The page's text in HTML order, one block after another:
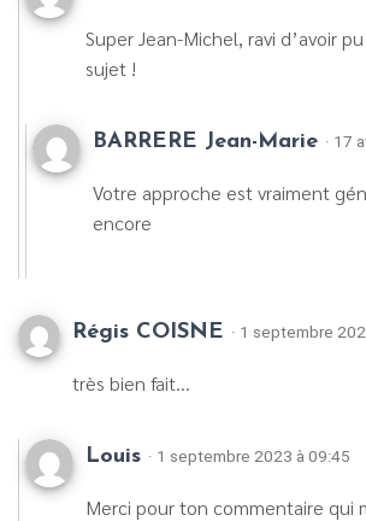
Super Jean-Michel, ravi d’avoir
sujet !
BARRERE Jean-Marie · 17
Votre approche est vraiment
encore
Régis COISNE · 1 septembre
très bien fait…
Louis · 1 septembre 2023 à 09:45
Merci pour ton commentaire qui